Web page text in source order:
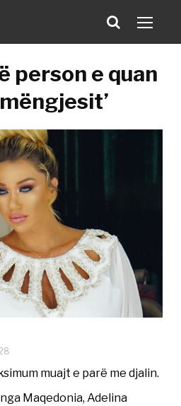
person e quan
muajt e parë me djalin.
Maqedonia, Adelina